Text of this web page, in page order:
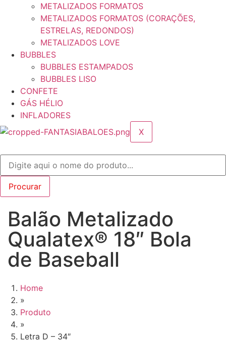
METALIZADOS FORMATOS
METALIZADOS FORMATOS (CORAÇÕES,
ESTRELAS, REDONDOS)
METALIZADOS LOVE
BUBBLES
BUBBLES ESTAMPADOS
BUBBLES LISO
CONFETE
GÁS HÉLIO
INFLADORES
X
Balão Metalizado
Qualatex® 18″ Bola
de Baseball
Home
»
Produto
»
Letra D – 34″